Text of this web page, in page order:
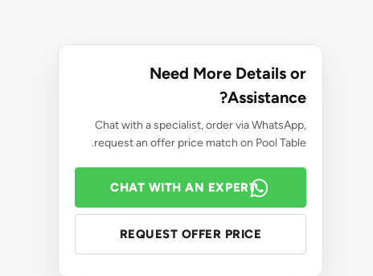
Need More Details or
Assistance?
Chat with a specialist, order via WhatsApp,
request an offer price match on Pool Table.
CHAT WITH AN EXPERT
REQUEST OFFER PRICE